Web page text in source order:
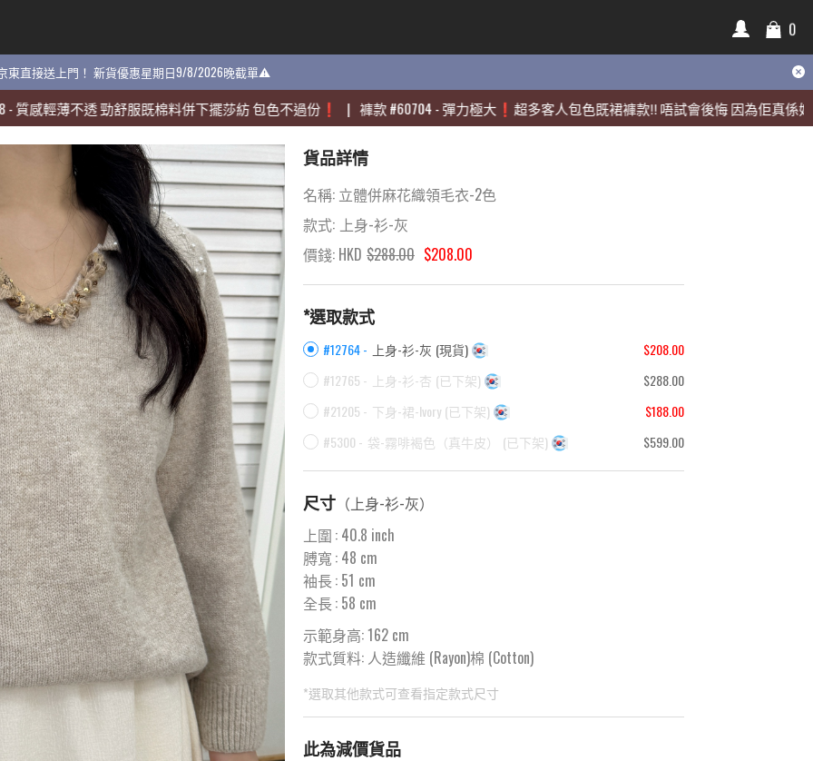
0
東直接送上門！ 新貨優惠星期日9/8/2026晚截單⚠️
薄不透 勁舒服既棉料併下擺莎紡 包色不過份❗️ | 褲款 # 60704-彈力極大❗️超多客人包色既裙褲款‼️ 唔試會後悔 因為佢真係好靚🫶🏻
0
東直接送上門！ 新貨優惠星期日9/8/2026晚截單⚠️
薄不透 勁舒服既棉料併下擺莎紡 包色不過份❗️ | 褲款 # 60704-彈力極大❗️超多客人包色既裙褲款‼️ 唔試會後悔 因為佢真係好靚🫶🏻
貨品詳情
名稱: 立體併麻花織領毛衣-2色
款式: 上身-衫-灰
價錢: HKD $288.00 $208.00
*選取款式
#12764 - 上身-衫-灰 (現貨)
$208.00
#12765 - 上身-衫-杏 (已下架)
$288.00
#21205 - 下身-裙-Ivory (已下架)
$188.00
#5300 - 袋-霧啡褐色（真牛皮） (已下架) $599.00
尺寸 （上身-衫-灰）
上圍 : 40.8 inch
膊寬 : 48 cm
袖長 : 51 cm
全長 : 58 cm
示範身高: 162 cm
款式質料: 人造纖維 (Rayon)棉 (Cotton)
*選取其他款式可查看指定款式尺寸
此為預購品
此為減價貨品